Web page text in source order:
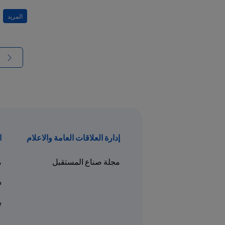
المزيد
إدارة العلاقات العامة والاعلام
مجلة صناع المستقبل